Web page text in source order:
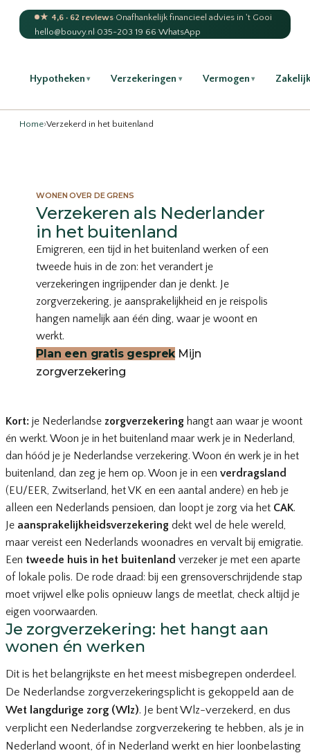
★ 4,6 · 62 reviews·Onafhankelijk financieel advies in 't Gooi
hello@bouvy.nl·035-203 19 66·WhatsApp
Hypotheken ▾ Verzekeringen ▾ Vermogen ▾
Home›Verzekerd in het buitenland
WONEN OVER DE GRENS
Verzekeren als Nederlander
in het buitenland
Emigreren, een tijd in het buitenland werken of een
tweede huis in de zon: het verandert je
verzekeringen ingrijpender dan je denkt. Je
zorgverzekering, je aansprakelijkheid en je reispolis
hangen namelijk aan één ding, waar je woont en
werkt.
Plan een gratis gesprek Mijn
zorgverzekering
Kort: je Nederlandse zorgverzekering hangt aan waar je woont
én werkt. Woon je in het buitenland maar werk je in Nederland,
dan hóód je je Nederlandse verzekering. Woon én werk je in het
buitenland, dan zeg je hem op. Woon je in een verdragsland
(EU/EER, Zwitserland, het VK en een aantal andere) en heb je
alleen een Nederlands pensioen, dan loopt je zorg via het CAK.
Je aansprakelijkheidsverzekering dekt wel de hele wereld,
maar vereist een Nederlands woonadres en vervalt bij emigratie.
Een tweede huis in het buitenland verzeker je met een aparte
of lokale polis. De rode draad: bij een grensoverschrijdende stap
moet vrijwel elke polis opnieuw langs de meetlat, check altijd je
eigen voorwaarden.
Je zorgverzekering: het hangt aan
wonen én werken
Dit is het belangrijkste en het meest misbegrepen onderdeel.
De Nederlandse zorgverzekeringsplicht is gekoppeld aan de
Wet langdurige zorg (Wlz). Je bent Wlz-verzekerd, en dus
verplicht een Nederlandse zorgverzekering te hebben, als je in
Nederland woont, óf in Nederland werkt en hier loonbelasting